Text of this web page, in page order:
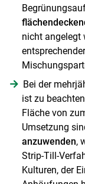
nicht angelegt
Bei der
ist zu
Fläche von
Umsetzung
anzuwenden,
Strip-Till-
Kulturen, der